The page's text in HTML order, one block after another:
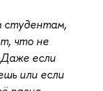
студентам,
что не
если
или если